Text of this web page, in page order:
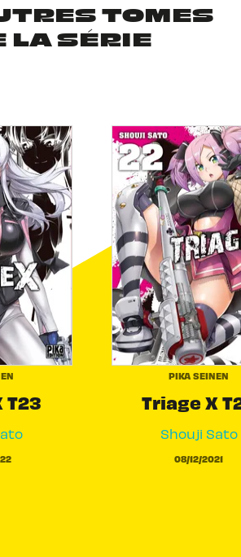
TOMES
LA SÉRIE
T23
PIKA SEINEN
Triage X
Shouji Sato
08/12/2021